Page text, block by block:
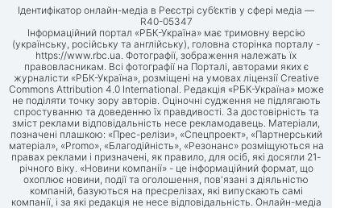
Ідентифікатор онлайн-медіа в Реєстрі суб’єктів у сфері медіа —
R40-05347
Інформаційний портал «РБК-Україна» має тримовну версію
(українську, російську та англійську), головна сторінка порталу -
https://www.rbc.ua. Фотографії, зображення належать їх
правовласникам. Всі фотографії на Порталі, авторами яких є
журналісти «РБК-Україна», розміщені на умовах ліцензії Creative
Commons Attribution 4.0 International. Редакція «РБК-Україна» може
не поділяти точку зору авторів. Оціночні судження не підлягають
спростуванню та доведенню їх правдивості. За достовірність та
зміст реклами відповідальність несе рекламодавець. Матеріали,
позначені плашкою: «Прес-релізи», «Спецпроект», «Партнерський
матеріал», «Promo», «Благодійність», «Резонанс» розміщуються на
правах реклами і призначені, як правило, для осіб, які досягли 21-
річного віку. «Новини компанії» - це інформаційний формат, що
охоплює новини, події та оголошення, пов'язані з діяльністю
компаній, базуються на пресрелізах, які випускають самі
компанії, і за які редакція не несе відповідальність. Онлайн-медіа